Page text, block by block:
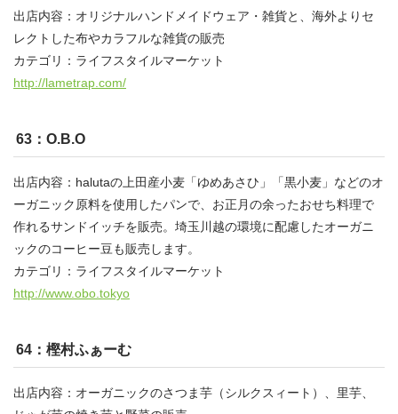
出店内容：オリジナルハンドメイドウェア・雑貨と、海外よりセ
レクトした布やカラフルな雑貨の販売
カテゴリ：ライフスタイルマーケット
http://lametrap.com/
63：O.B.O
出店内容：halutaの上田産小麦「ゆめあさひ」「黒小麦」などのオ
ーガニック原料を使用したパンで、お正月の余ったおせち料理で
作れるサンドイッチを販売。埼玉川越の環境に配慮したオーガニ
ックのコーヒー豆も販売します。
カテゴリ：ライフスタイルマーケット
http://www.obo.tokyo
64：樫村ふぁーむ
出店内容：オーガニックのさつま芋（シルクスィート）、里芋、